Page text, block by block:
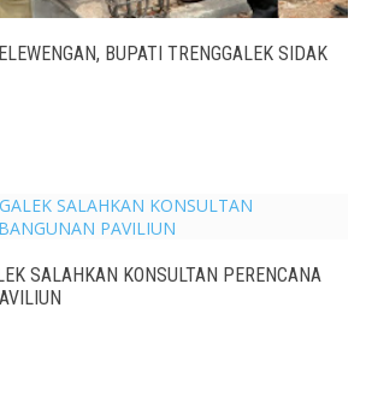
BUPATI TRENGGALEK SIDAK
SALAHKAN KONSULTAN PERENCANA